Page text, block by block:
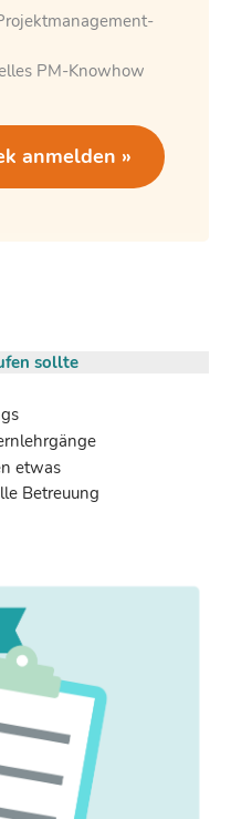
sollte
etwas
Betreuung
PM-Knowhow
anmelden »